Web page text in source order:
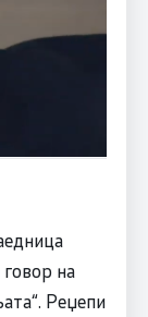
на
Реџепи